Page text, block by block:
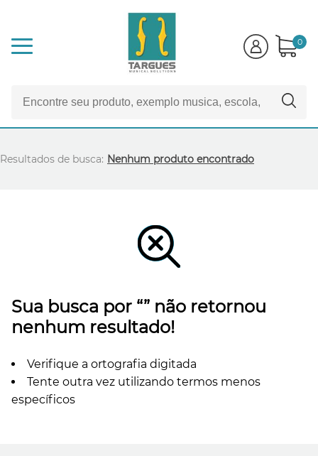
0
Resultados de busca: Nenhum produto encontrado
Sua busca por “” não retornou
nenhum resultado!
Verifique a ortografia digitada
Tente outra vez utilizando termos menos
específicos